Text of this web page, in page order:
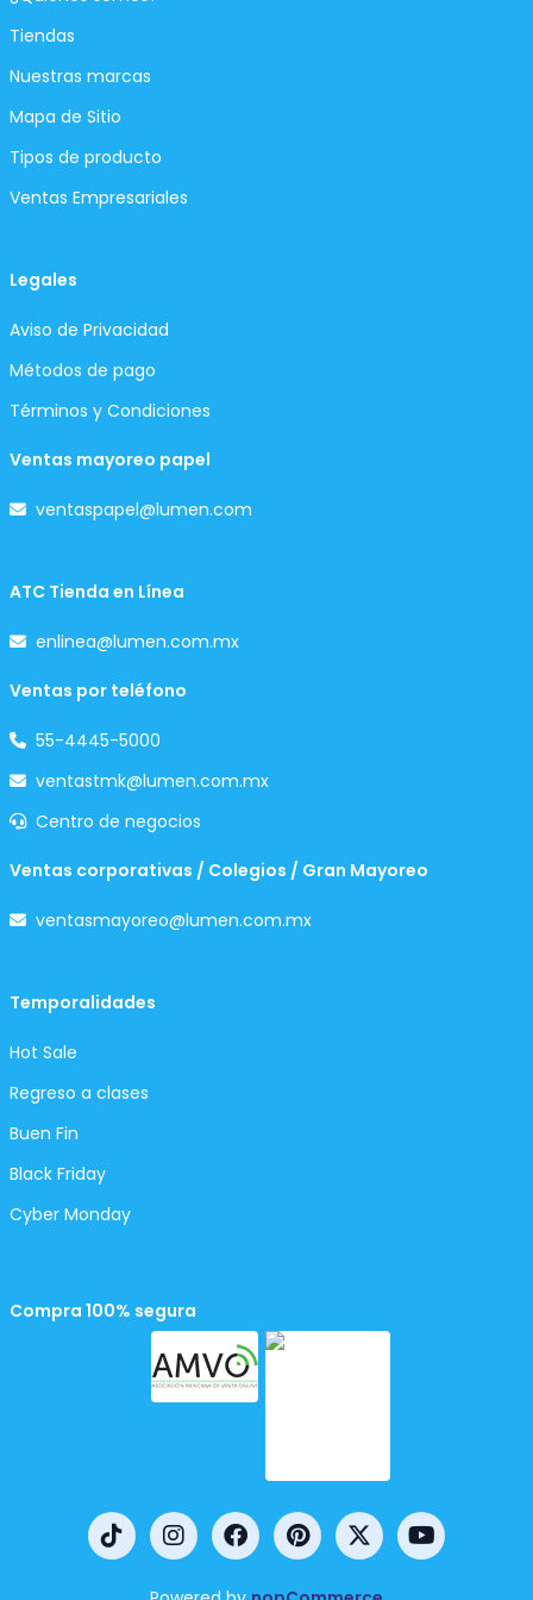
Tiendas
Nuestras marcas
Mapa de Sitio
Tipos de producto
Ventas Empresariales
Legales
Aviso de Privacidad
Métodos de pago
Términos y Condiciones
Ventas mayoreo papel
ventaspapel@lumen.com
ATC Tienda en Línea
enlinea@lumen.com.mx
Ventas por teléfono
55-4445-5000
ventastmk@lumen.com.mx
Centro de negocios
Ventas corporativas / Colegios / Gran Mayoreo
ventasmayoreo@lumen.com.mx
Temporalidades
Hot Sale
Regreso a clases
Buen Fin
Black Friday
Cyber Monday
Compra 100% segura